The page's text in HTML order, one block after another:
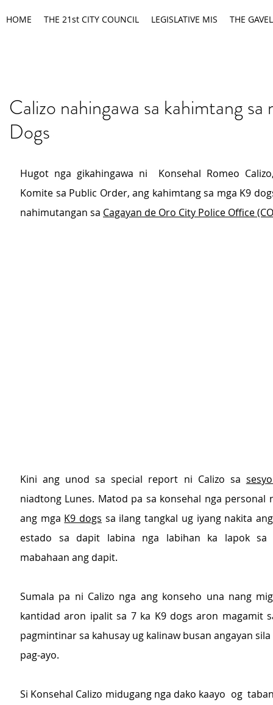
HOME THE 21st CITY COUNCIL LEGISLATIVE MIS THE GAVEL
Calizo nahingawa sa kahimtang sa
Dogs
Hugot nga gikahingawa ni  Konsehal Romeo
Komite sa Public Order, ang kahimtang sa mga K9
nahimutangan sa Cagayan de Oro City Police Office
Kini ang unod sa special report ni Calizo sa
niadtong Lunes. Matod pa sa konsehal nga personal
ang mga K9 dogs sa ilang tangkal ug iyang nakita
estado sa dapit labina nga labihan ka lapok sa
mabahaan ang dapit.
Sumala pa ni Calizo nga ang konseho una nang
kantidad aron ipalit sa 7 ka K9 dogs aron magamit
pagmintinar sa kahusay ug kalinaw busan angayan
pag-ayo.
Si Konsehal Calizo midugang nga dako kaayo  og